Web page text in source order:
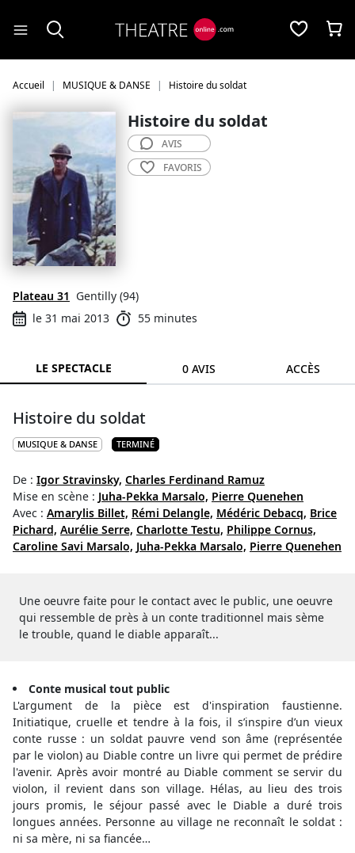
Accueil MUSIQUE & DANSE Histoire du soldat
Histoire du soldat
Plateau 31 Gentilly (94)
le 31 mai 2013
55 minutes
AVIS
FAVORIS
LE SPECTACLE 0 AVIS ACCÈS
Histoire du soldat
MUSIQUE & DANSE TERMINÉ
De : Igor Stravinsky, Charles Ferdinand Ramuz
Mise en scène : Juha-Pekka Marsalo, Pierre Quenehen
Avec : Amarylis Billet, Rémi Delangle, Médéric Debacq, Brice
Pichard, Aurélie Serre, Charlotte Testu, Philippe Cornus,
Caroline Savi Marsalo, Juha-Pekka Marsalo, Pierre Quenehen
Une oeuvre faite pour le contact avec le public, une oeuvre
qui ressemble de près à un conte traditionnel mais sème
le trouble, quand le diable apparaît...
Conte musical tout public
L'argument de la pièce est d'inspiration faustienne.
Initiatique, cruelle et tendre à la fois, il s’inspire d’un vieux
conte russe : un soldat pauvre vend son âme (représentée
par le violon) au Diable contre un livre qui permet de prédire
l'avenir. Après avoir montré au Diable comment se servir du
violon, il revient dans son village. Hélas, au lieu des trois
jours promis, le séjour passé avec le Diable a duré trois
longues années. Personne au village ne reconnaît le soldat :
ni sa mère, ni sa fiancée…